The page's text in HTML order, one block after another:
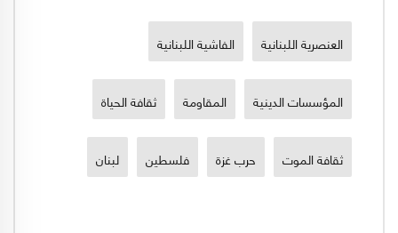
العنصرية اللبنانية الفاشية اللبنانية
المؤسسات الدينية المقاومة ثقافة الحياة
ثقافة الموت حرب غزة فلسطين لبنان